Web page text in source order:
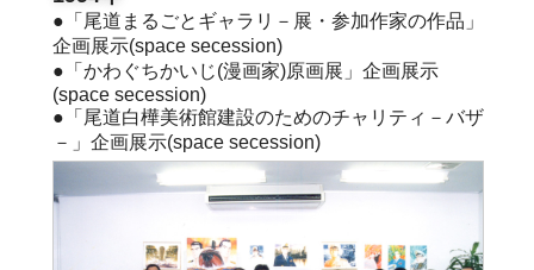
●「尾道まるごとギャラリ－展・参加作家の作品」
企画展示(space secession)
●「かわぐちかいじ(漫画家)原画展」企画展示
(space secession)
●「尾道白樺美術館建設のためのチャリティ－バザ
－」企画展示(space secession)